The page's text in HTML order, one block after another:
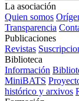
La asociación
Quien somos
Transparencia
Publicaciones
Revistas
Biblioteca
Información
MiniBATS
histórico y arxivos